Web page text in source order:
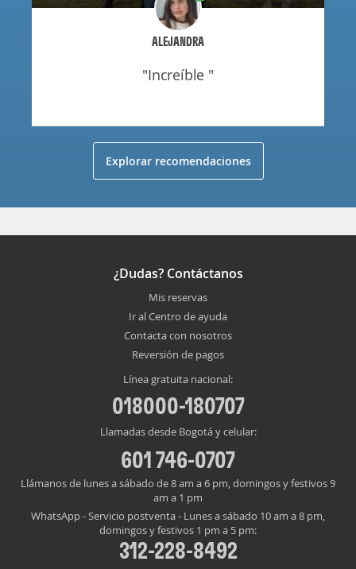
ALEJANDRA
"increíble "
Explorar recomendaciones
¿Dudas? Contáctanos
Mis reservas
Ir al Centro de ayuda
Contacta con nosotros
Reversión de pagos
Línea gratuita nacional:
018000-180707
Llamadas desde Bogotá y celular:
601 746-0707
Llámanos de lunes a sábado de 8 am a 6 pm, domingos y festivos 9
am a 1 pm
WhatsApp - Servicio postventa - Lunes a sábado 10 am a 8 pm,
domingos y festivos 1 pm a 5 pm:
312-228-8492